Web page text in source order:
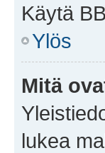
Käytä
Ylös
Mitä
lukea